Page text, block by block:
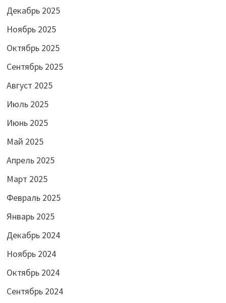
Декабрь 2025
Ноябрь 2025
Октябрь 2025
Сентябрь 2025
Август 2025
Июль 2025
Июнь 2025
Май 2025
Апрель 2025
Март 2025
Февраль 2025
Январь 2025
Декабрь 2024
Ноябрь 2024
Октябрь 2024
Сентябрь 2024